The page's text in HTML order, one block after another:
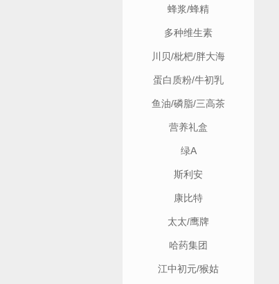
蜂浆/蜂精
多种维生素
川贝/枇杷/胖大海
蛋白质粉/牛初乳
鱼油/磷脂/三高茶
营养礼盒
绿A
斯利安
康比特
太太/鹰牌
哈药集团
江中初元/猴姑